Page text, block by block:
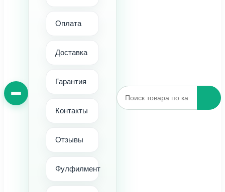
Оплата
Доставка
Гарантия
Контакты
Отзывы
Фулфилмент